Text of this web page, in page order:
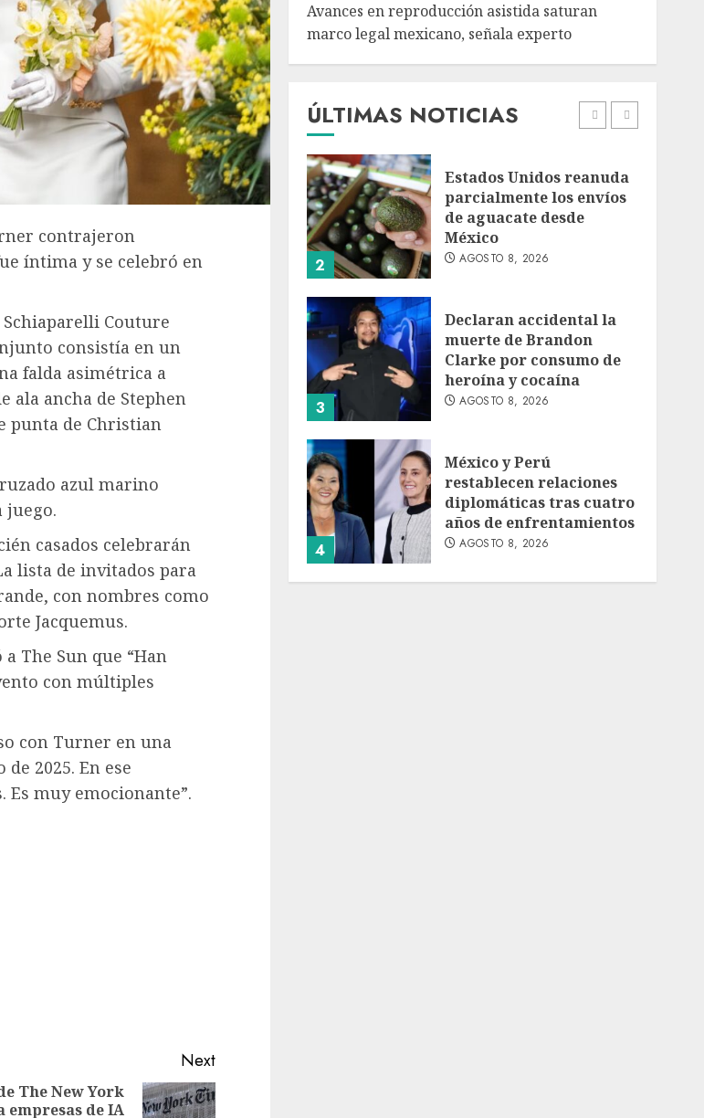
contrajeron
íntima y se celebró en
Couture
consistía en un
falda asimétrica a
ala ancha de Stephen
punta de Christian
azul marino
juego.
casados celebrarán
lista de invitados para
con nombres como
Jacquemus.
The Sun que “Han
con múltiples
con Turner en una
2025. En ese
muy emocionante”.
Next
The New York
empresas de IA
Avances en reproducción asistida saturan
marco legal mexicano, señala experto
ÚLTIMAS NOTICIAS
1
EE. UU. reconoce apoyo
AGOSTO 8, 2026
2
Estados Unidos reanuda
parcialmente los envíos
de aguacate desde
México
AGOSTO 8, 2026
3
Declaran accidental la
muerte de Brandon
Clarke por consumo de
heroína y cocaína
AGOSTO 8, 2026
4
México y Perú
restablecen relaciones
diplomáticas tras cuatro
años de enfrentamientos
AGOSTO 8, 2026